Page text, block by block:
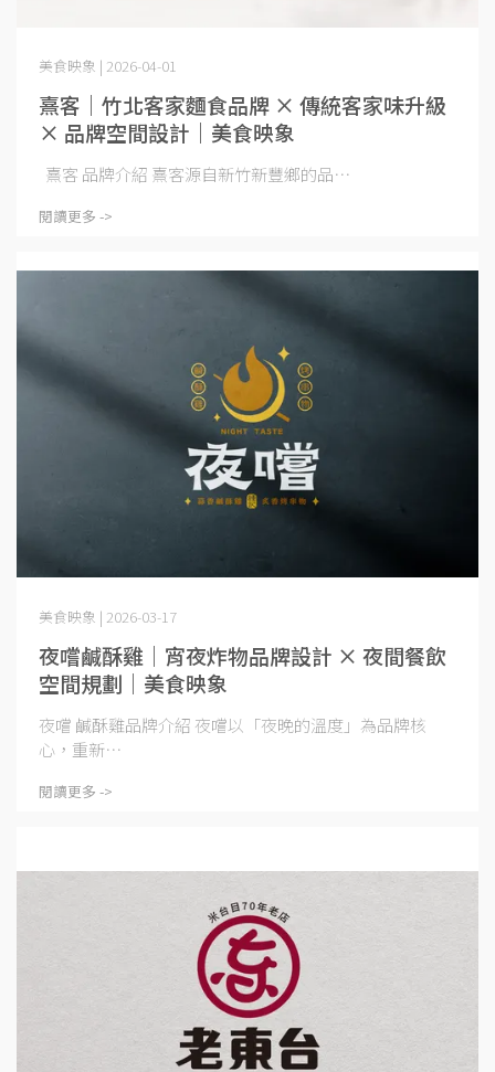
熹客｜竹北客家麵食品牌 × 傳統客家味升級
× 品牌空間設計｜美食映象
美食映象 | 2026-04-01
熹客 品牌介紹 熹客源自新竹新豐鄉的品⋯
閱讀更多 ->
夜嚐鹹酥雞｜宵夜炸物品牌設計 × 夜間餐飲
空間規劃｜美食映象
美食映象 | 2026-03-17
夜嚐 鹹酥雞品牌介紹 夜嚐以「夜晚的溫度」為品牌核
心，重新⋯
閱讀更多 ->